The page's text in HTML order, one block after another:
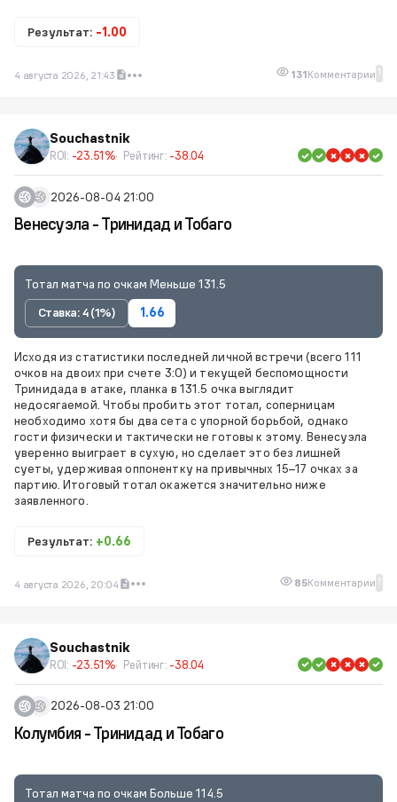
Результат: -1.00
4 августа 2026, 21:43 131Комментарии 1
Souchastnik
ROI: -23.51% Рейтинг: -38.04
2026-08-04 21:00
Венесуэла - Тринидад и Тобаго
Тотал матча по очкам Меньше 131.5
Ставка: 4 (1%)
1.66
Исходя из статистики последней личной встречи (всего 111
очков на двоих при счете 3:0) и текущей беспомощности
Тринидада в атаке, планка в 131.5 очка выглядит
недосягаемой. Чтобы пробить этот тотал, соперницам
необходимо хотя бы два сета с упорной борьбой, однако
гости физически и тактически не готовы к этому. Венесуэла
уверенно выиграет в сухую, но сделает это без лишней
суеты, удерживая оппонентку на привычных 15–17 очках за
партию. Итоговый тотал окажется значительно ниже
заявленного.
Результат: +0.66
4 августа 2026, 20:04 85Комментарии 1
Souchastnik
ROI: -23.51% Рейтинг: -38.04
2026-08-03 21:00
Колумбия - Тринидад и Тобаго
Тотал матча по очкам Больше 114.5